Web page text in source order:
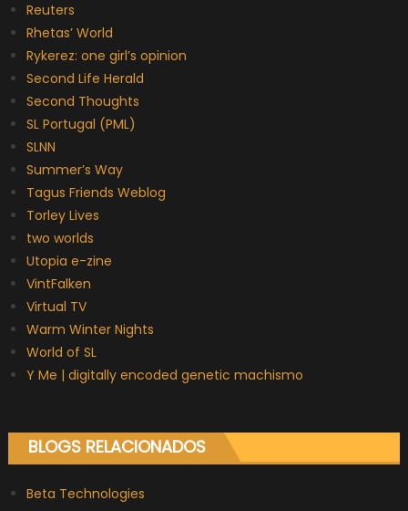
Reuters
Rhetas’ World
Rykerez: one girl’s opinion
Second Life Herald
Second Thoughts
SL Portugal (PML)
SLNN
Summer’s Way
Tagus Friends Weblog
Torley Lives
two worlds
Utopia e-zine
VintFalken
Virtual TV
Warm Winter Nights
World of SL
Y Me | digitally encoded genetic machismo
BLOGS RELACIONADOS
Beta Technologies